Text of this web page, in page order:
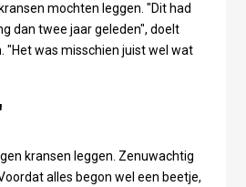
mochten leggen. "Dit had
dan twee jaar geleden", doelt
"Het was misschien juist wel wat
kransen leggen. Zenuwachtig
alles begon wel een beetje,